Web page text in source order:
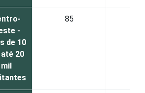
-
de 10
20
mil
85